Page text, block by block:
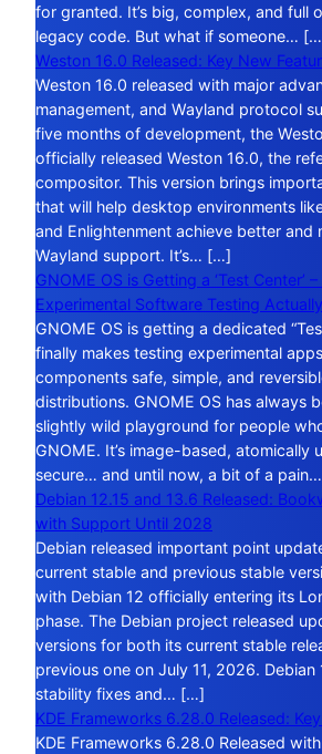
for granted. It’s big, complex, and full
legacy code. But what if someone…
Weston 16.0 Released: Key New
Weston 16.0 released with major
management, and Wayland protocol
five months of development, the
officially released Weston 16.0, the
compositor. This version brings
that will help desktop environments
and Enlightenment achieve better and
Wayland support. It’s… […]
GNOME OS is Getting a ‘Test Center’
Experimental Software Testing
GNOME OS is getting a dedicated
finally makes testing experimental
components safe, simple, and
distributions. GNOME OS has always
slightly wild playground for people
GNOME. It’s image-based, atomically
secure… and until now, a bit of a
Debian 12.15 and 13.6 Released:
with Support Until 2028
Debian released important point
current stable and previous stable
with Debian 12 officially entering its
phase. The Debian project released
versions for both its current stable
previous one on July 11, 2026. Debian
stability fixes and… […]
KDE Frameworks 6.28.0 Released:
KDE Frameworks 6.28.0 Released